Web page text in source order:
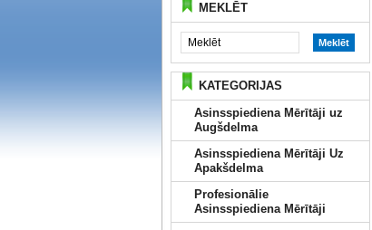
MEKLĒT
KATEGORIJAS
Asinsspiediena Mērītāji uz
Augšdelma
Asinsspiediena Mērītāji Uz
Apakšdelma
Profesionālie
Asinsspiediena Mērītāji